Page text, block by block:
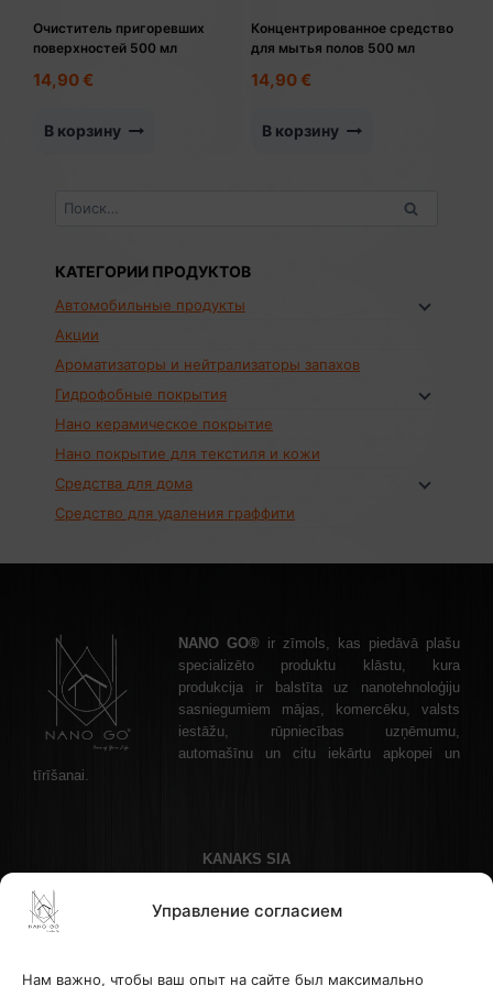
Управление согласием
Нам важно, чтобы ваш опыт на сайте был максимально
Очиститель пригоревших
поверхностей 500 мл
14,90€
В корзину
Концентрированное средство
для мытья полов 500 мл
14,90€
В корзину
Найти:
КАТЕГОРИИ ПРОДУКТОВ
Автомобильные продукты
Акции
Ароматизаторы и нейтрализаторы запахов
Гидрофобные покрытия
Нано керамическое покрытие
Нано покрытие для текстиля и кожи
Средства для дома
Средство для удаления граффити
NANO GO® ir zīmols, kas piedāvā plašu
specializēto produktu klāstu, kura
produkcija ir balstīta uz nanotehnoloģiju
sasniegumiem mājas, komercēku, valsts
iestāžu, rūpniecības uzņēmumu,
automašīnu un citu iekārtu apkopei un
tīrīšanai.
KANAKS SIA
Телефон: +37122336465 , эл. почта: info@nanogo.lv